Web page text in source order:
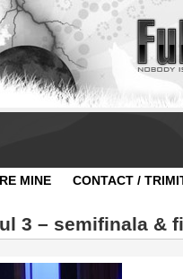
MINE CONTACT /
3 – semifinala &